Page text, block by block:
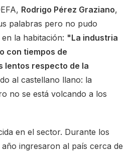
Rodrigo Pérez Graziano,
palabras pero no pudo
la habitación: "La industria
con tiempos de
lentos respecto de la
al castellano llano: la
no se está volcando a los
en el sector. Durante los
ingresaron al país cerca de